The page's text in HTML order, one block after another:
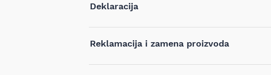
Deklaracija
Solo, DEAML106
Reklamacija i zamena proizvoda